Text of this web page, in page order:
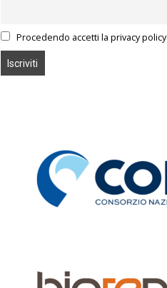
Procedendo accetti la privacy policy